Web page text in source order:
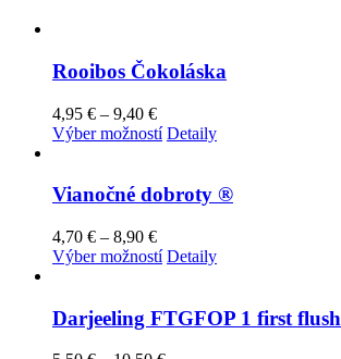
Rooibos Čokoláska
4,95 € – 9,40 €Price
range:
9,40 €
Výber možností Tento
viacero
variantov.
si
môžete
na
stránke
Detaily
Vianočné dobroty ®
4,70 € – 8,90 €Price
range:
8,90 €
Výber možností Tento
viacero
variantov.
Detaily
Darjeeling FTGFOP 1 first flush